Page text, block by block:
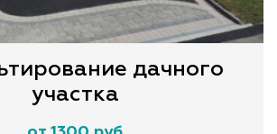
дачного
участка